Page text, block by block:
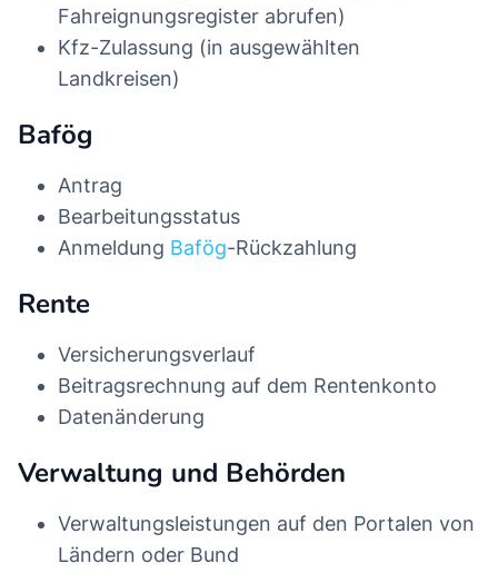
Fahreignungsregister abrufen)
Kfz-Zulassung (in ausgewählten
Landkreisen)
Bafög
Antrag
Bearbeitungsstatus
Anmeldung Bafög-Rückzahlung
Rente
Versicherungsverlauf
Beitragsrechnung auf dem Rentenkonto
Datenänderung
Verwaltung und Behörden
Verwaltungsleistungen auf den Portalen von
Ländern oder Bund